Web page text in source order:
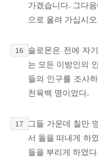
가겠습니다. 그다
으로 올려 가십시오
16
솔로몬은 전에 자
는 모든 이방인의
들의 인구를 조사
천육백 명이었다.
17
그들 가운데 칠만
서 돌을 떠내게 하
들을 부리게 하였다.